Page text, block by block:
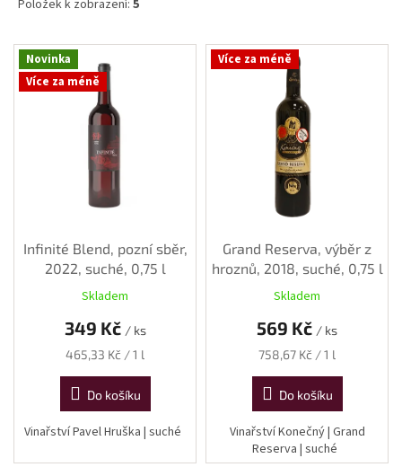
Položek k zobrazení: 5
V Novinka
Více za méně
Infinité Blend, pozní sběr,
2022, suché, 0,75 l
Skladem
349 Kč / ks
Měrná
465,33 Kč / 1 l
Do košíku
Vinařství Pavel Hruška | suché
Více za méně
Grand Reserva, výběr z
hroznů, 2018, suché, 0,75 l
Skladem
569 Kč / ks
Měrná
758,67 Kč / 1 l
Do košíku
Vinařství Konečný | Grand
Reserva | suché